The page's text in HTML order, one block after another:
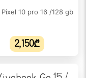
10 pro 16 /128 gb
2,150₾